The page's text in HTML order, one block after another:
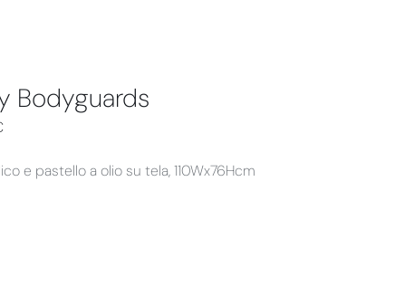
Bodyguards
e pastello a olio su tela, 110Wx76Hcm